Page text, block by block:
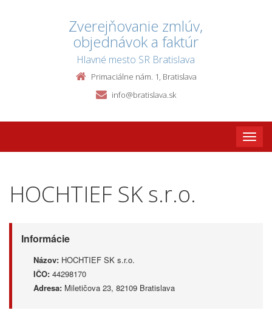
Zverejňovanie zmlúv,
objednávok a faktúr
Hlavné mesto SR Bratislava
Primaciálne nám. 1, Bratislava
info@bratislava.sk
Toggle
HOCHTIEF SK s.r.o.
Informácie
Názov: HOCHTIEF SK s.r.o.
IČO: 44298170
Adresa: Miletičova 23, 82109 Bratislava